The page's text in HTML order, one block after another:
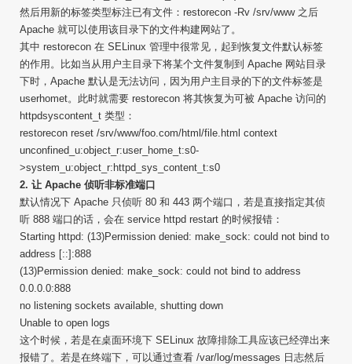
然后用新的标签类型标注已有文件：restorecon -Rv /srv/www 之后
Apache 就可以使用该目录下的文件构建网站了。
其中 restorecon 在 SELinux 管理中很常见，起到恢复文件默认标签
的作用。比如当从用户主目录下将某个文件复制到 Apache 网站目录
下时，Apache 默认是无法访问，因为用户主目录的下的文件标签是
userhomet。此时就需要 restorecon 将其恢复为可被 Apache 访问的
httpdsyscontent_t 类型：
restorecon reset /srv/www/foo.com/html/file.html context
unconfined_u:object_r:user_home_t:s0-
>system_u:object_r:httpd_sys_content_t:s0
2. 让 Apache 侦听非标准端口
默认情况下 Apache 只侦听 80 和 443 两个端口，若是直接指定其侦
听 888 端口的话，会在 service httpd restart 的时候报错：
Starting httpd: (13)Permission denied: make_sock: could not bind to
address [::]:888
(13)Permission denied: make_sock: could not bind to address
0.0.0.0:888
no listening sockets available, shutting down
Unable to open logs
这个时候，若是在桌面环境下 SELinux 故障排除工具应该已经弹出来
报错了。若是在终端下，可以通过查看 /var/log/messages 日志然后